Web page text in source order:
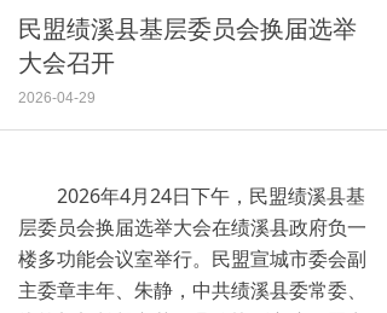
民盟绩溪县基层委员会换届选举
大会召开
2026-04-29
2026年4月24日下午，民盟绩溪县基
层委员会换届选举大会在绩溪县政府负一
楼多功能会议室举行。民盟宣城市委会副
主委章丰年、朱静，中共绩溪县委常委、